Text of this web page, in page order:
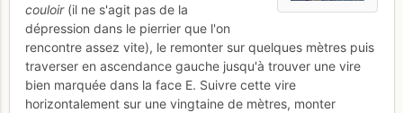
couloir(il ne s'agit pas de la
dépression dans le pierrier que l'on
rencontre assez vite), le remonter sur quelques mètres puis
traverser en ascendance gauche jusqu'à trouver une vire
bien marquée dans la face E. Suivre cette vire
horizontalement sur une vingtaine de mètres, monter